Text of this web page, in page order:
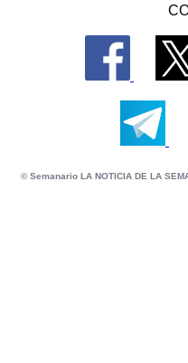
© Semanario LA NOTICIA DE LA